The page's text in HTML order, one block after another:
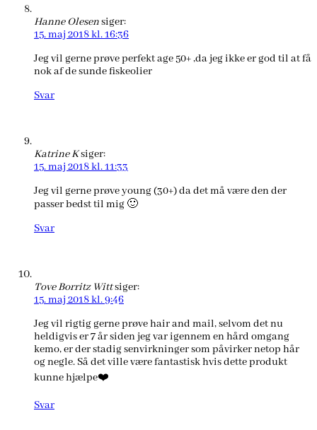
Hanne Olesensiger:
15. maj 2018 kl. 16:36
Jeg vil gerne prøve perfekt age 50+ ,da jeg ikke er god til at få
nok af de sunde fiskeolier
Svar
Katrine Ksiger:
15. maj 2018 kl. 11:33
Jeg vil gerne prøve young (30+) da det må være den der
passer bedst til mig 🙂
Svar
Tove Borritz Wittsiger:
15. maj 2018 kl. 9:46
Jeg vil rigtig gerne prøve hair and mail, selvom det nu
heldigvis er 7 år siden jeg var igennem en hård omgang
kemo, er der stadig senvirkninger som påvirker netop hår
og negle. Så det ville være fantastisk hvis dette produkt
kunne hjælpe❤️
Svar